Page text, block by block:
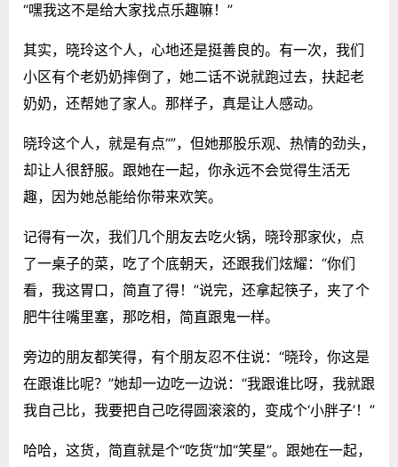
“嘿我这不是给大家找点乐趣嘛！”
其实，晓玲这个人，心地还是挺善良的。有一次，我们
小区有个老奶奶摔倒了，她二话不说就跑过去，扶起老
奶奶，还帮她了家人。那样子，真是让人感动。
晓玲这个人，就是有点“”，但她那股乐观、热情的劲头，
却让人很舒服。跟她在一起，你永远不会觉得生活无
趣，因为她总能给你带来欢笑。
记得有一次，我们几个朋友去吃火锅，晓玲那家伙，点
了一桌子的菜，吃了个底朝天，还跟我们炫耀：“你们
看，我这胃口，简直了得！”说完，还拿起筷子，夹了个
肥牛往嘴里塞，那吃相，简直跟鬼一样。
旁边的朋友都笑得，有个朋友忍不住说：“晓玲，你这是
在跟谁比呢？”她却一边吃一边说：“我跟谁比呀，我就跟
我自己比，我要把自己吃得圆滚滚的，变成个‘小胖子’！”
哈哈，这货，简直就是个“吃货”加“笑星”。跟她在一起，